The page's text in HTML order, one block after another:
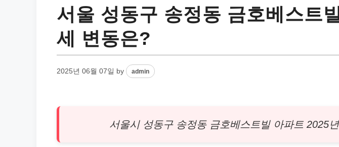
서울 성동구 송정동 금호베스트
세 변동은?
2025년 06월 07일 by admin
서울시 성동구 송정동 금호베스트빌 아파트 2025